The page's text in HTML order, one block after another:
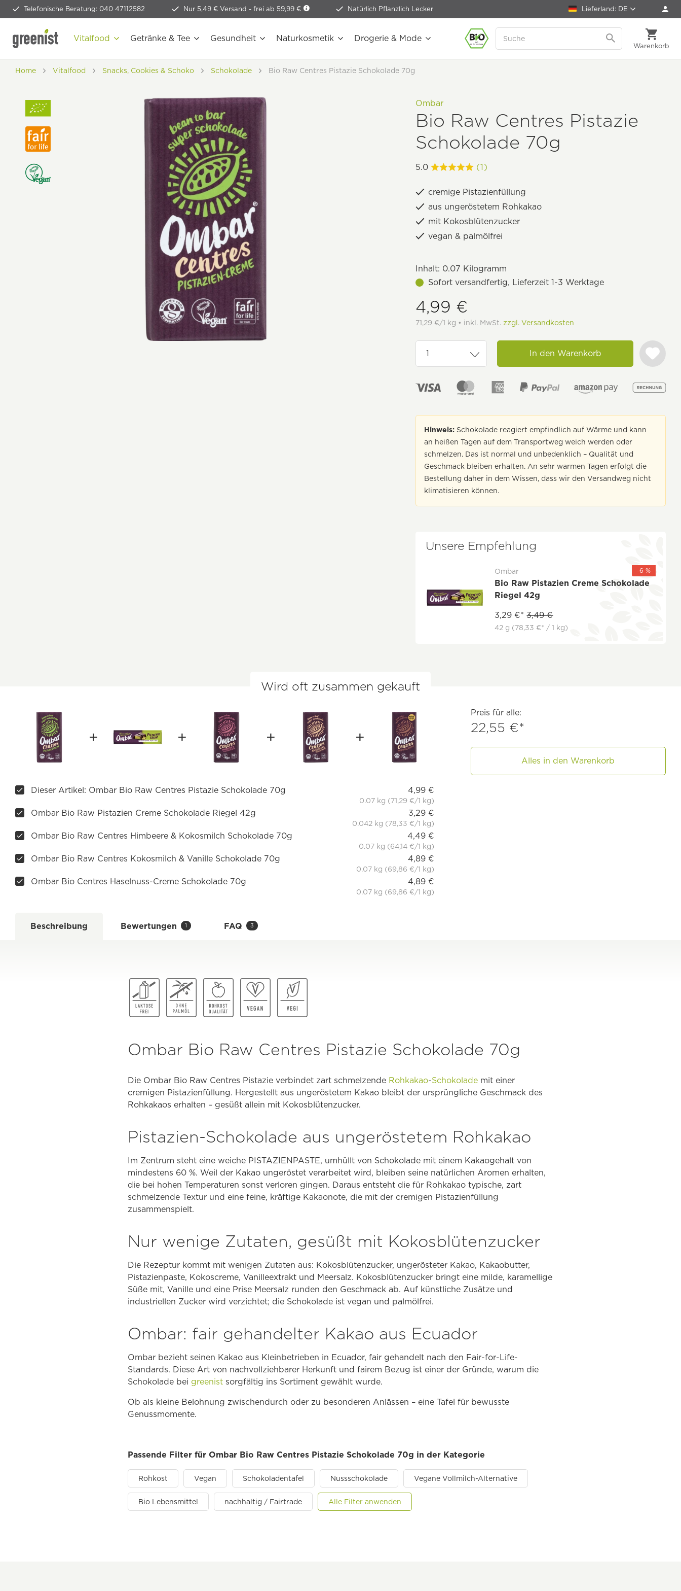
Telefonische Beratung: 040 47112582 Nur 5,49 € Versand - frei ab 59,99 € Natürlich Pflanzlich Lecker Lieferland: DE
Warenkorb
Vitalfood Getränke & Tee Gesundheit Naturkosmetik Drogerie & Mode
Home Vitalfood Snacks, Cookies & Schoko Schokolade Bio Raw Centres Pistazie Schokolade 70g
Ombar
Bio Raw Centres Pistazie
Schokolade 70g
5.0 (1)
cremige Pistazienfüllung
aus ungeröstetem Rohkakao
mit Kokosblütenzucker
vegan & palmölfrei
Inhalt: 0.07 Kilogramm
Sofort versandfertig, Lieferzeit 1-3 Werktage
4,99 €
71,29 €/1 kg • inkl. MwSt. zzgl. Versandkosten
In den Warenkorb
Hinweis: Schokolade reagiert empfindlich auf Wärme und kann
an heißen Tagen auf dem Transportweg weich werden oder
schmelzen. Das ist normal und unbedenklich – Qualität und
Geschmack bleiben erhalten. An sehr warmen Tagen erfolgt die
Bestellung daher in dem Wissen, dass wir den Versandweg nicht
klimatisieren können.
Unsere Empfehlung
-6 %
Ombar
Bio Raw Pistazien Creme Schokolade
Riegel 42g
3,29 €* 3,49 €
42 g (78,33 €* / 1 kg)
Wird oft zusammen gekauft
Preis für alle:
22,55 €*
Alles in den Warenkorb
Dieser Artikel: Ombar Bio Raw Centres Pistazie Schokolade 70g 4,99 €
0.07 kg (71,29 €/1 kg)
Ombar Bio Raw Pistazien Creme Schokolade Riegel 42g 3,29 €
0.042 kg (78,33 €/1 kg)
Ombar Bio Raw Centres Himbeere & Kokosmilch Schokolade 70g 4,49 €
0.07 kg (64,14 €/1 kg)
Ombar Bio Raw Centres Kokosmilch & Vanille Schokolade 70g 4,89 €
0.07 kg (69,86 €/1 kg)
Ombar Bio Centres Haselnuss-Creme Schokolade 70g 4,89 €
0.07 kg (69,86 €/1 kg)
Beschreibung Bewertungen 1 FAQ 3
Ombar Bio Raw Centres Pistazie Schokolade 70g
Die Ombar Bio Raw Centres Pistazie verbindet zart schmelzende Rohkakao-Schokolade mit einer
cremigen Pistazienfüllung. Hergestellt aus ungeröstetem Kakao bleibt der ursprüngliche Geschmack des
Rohkakaos erhalten – gesüßt allein mit Kokosblütenzucker.
Pistazien-Schokolade aus ungeröstetem Rohkakao
Im Zentrum steht eine weiche PISTAZIENPASTE, umhüllt von Schokolade mit einem Kakaogehalt von
mindestens 60 %. Weil der Kakao ungeröstet verarbeitet wird, bleiben seine natürlichen Aromen erhalten,
die bei hohen Temperaturen sonst verloren gingen. Daraus entsteht die für Rohkakao typische, zart
schmelzende Textur und eine feine, kräftige Kakaonote, die mit der cremigen Pistazienfüllung
zusammenspielt.
Nur wenige Zutaten, gesüßt mit Kokosblütenzucker
Die Rezeptur kommt mit wenigen Zutaten aus: Kokosblütenzucker, ungerösteter Kakao, Kakaobutter,
Pistazienpaste, Kokoscreme, Vanilleextrakt und Meersalz. Kokosblütenzucker bringt eine milde, karamellige
Süße mit, Vanille und eine Prise Meersalz runden den Geschmack ab. Auf künstliche Zusätze und
industriellen Zucker wird verzichtet; die Schokolade ist vegan und palmölfrei.
Ombar: fair gehandelter Kakao aus Ecuador
Ombar bezieht seinen Kakao aus Kleinbetrieben in Ecuador, fair gehandelt nach den Fair-for-Life-
Standards. Diese Art von nachvollziehbarer Herkunft und fairem Bezug ist einer der Gründe, warum die
Schokolade bei greenist sorgfältig ins Sortiment gewählt wurde.
Ob als kleine Belohnung zwischendurch oder zu besonderen Anlässen – eine Tafel für bewusste
Genussmomente.
Passende Filter für Ombar Bio Raw Centres Pistazie Schokolade 70g in der Kategorie
Rohkost Vegan Schokoladentafel Nussschokolade Vegane Vollmilch-Alternative
Bio Lebensmittel nachhaltig / Fairtrade Alle Filter anwenden